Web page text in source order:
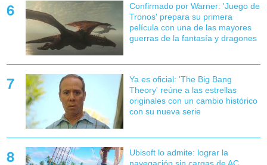
Confirmado por Warner: 'Juego de
Tronos' prepara su primera
película con una de las mayores
guerras de la fantasía y dragones
Ya es oficial: 'The Big Bang
Theory' reúne a las estrellas
originales con un cambio histórico
con su nueva serie
Ubisoft lo admite: lograr la